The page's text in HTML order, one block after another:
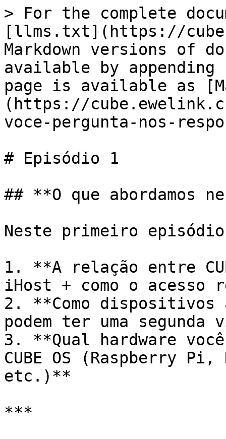
> For the complete
[llms.txt](https://
Markdown versions of
available by
page is available as
(https://
voce-pergunta-nos-
# Episódio 1
## **O que abordamos
Neste primeiro
1. **A relação entre
iHost + como o acesso
2. **Como
podem ter uma segunda
3. **Qual hardware
CUBE OS (Raspberry
etc.)**
***